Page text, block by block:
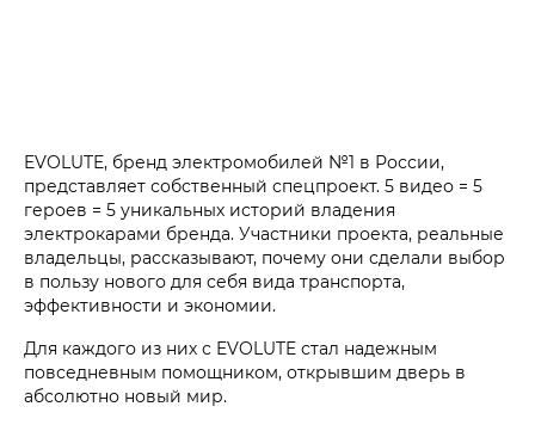
EVOLUTE, бренд электромобилей №1 в России,
представляет собственный спецпроект. 5 видео = 5
героев = 5 уникальных историй владения
электрокарами бренда. Участники проекта, реальные
владельцы, рассказывают, почему они сделали выбор
в пользу нового для себя вида транспорта,
эффективности и экономии.
Для каждого из них с EVOLUTE стал надежным
повседневным помощником, открывшим дверь в
абсолютно новый мир.